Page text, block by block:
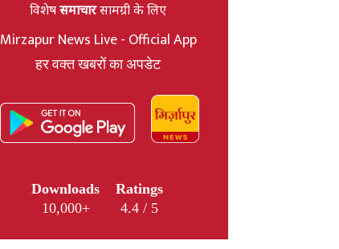
विशेषसमाचारसामग्री के लिए
Mirzapur News Live - Official App
हर वक्त खबरों का अपडेट
Downloads
10,000+
Ratings
4.4 / 5